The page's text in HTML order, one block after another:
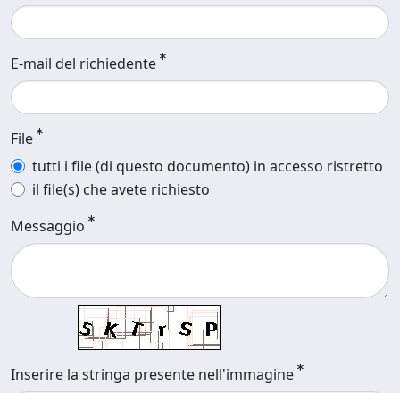
E-mail del richiedente
File
tutti i file (di questo documento) in accesso ristretto
il file(s) che avete richiesto
Messaggio
Inserire la stringa presente nell'immagine